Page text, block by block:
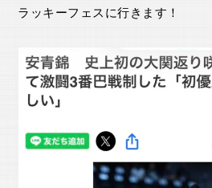
ラッキーフェスに行きます！